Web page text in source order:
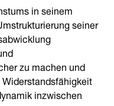
in seinem
seiner
zu machen und
inzwischen